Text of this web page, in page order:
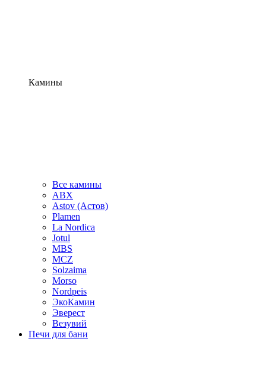
Камины
Все камины
ABX
Astov (Астов)
Plamen
La Nordica
Jotul
MBS
MCZ
Solzaima
Morso
Nordpeis
ЭкоКамин
Эверест
Везувий
Печи для бани